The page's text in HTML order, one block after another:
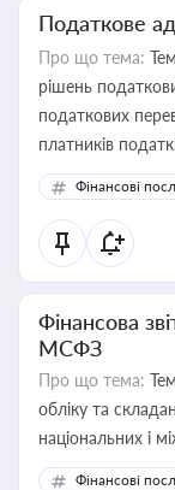
Податкове
Про що тема:
рішень
податкових
платників
Фінансові
Фінансова
МСФЗ
Про що тема:
обліку та
національних і
Фінансові